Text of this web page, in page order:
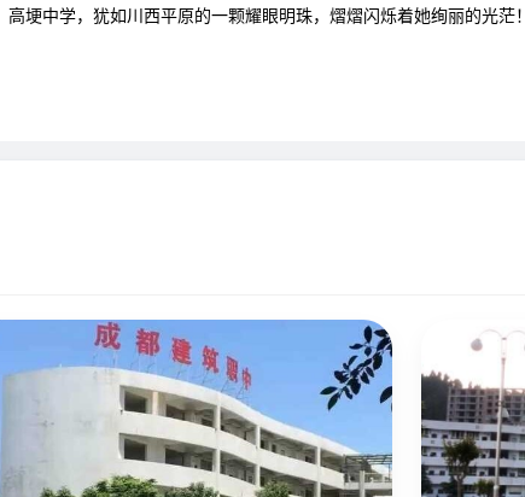
中学，犹如川西平原的一颗耀眼明珠，熠熠闪烁着她绚丽的光茫！